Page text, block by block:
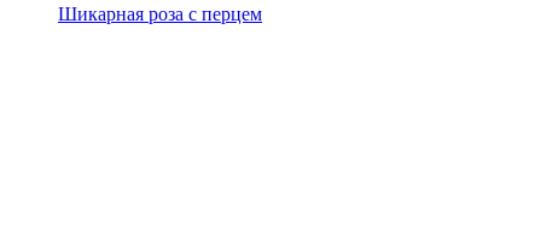
Шикарная роза с перцем